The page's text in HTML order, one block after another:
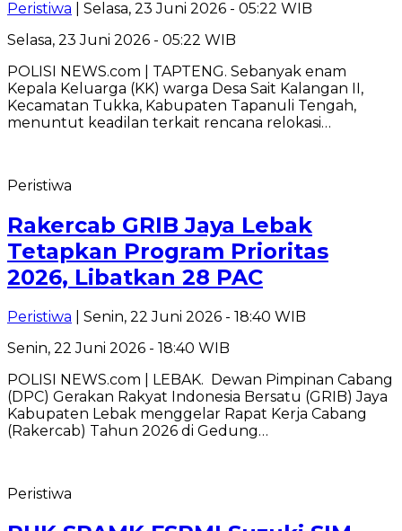
Peristiwa | Selasa, 23 Juni 2026 - 05:22 WIB
Selasa, 23 Juni 2026 - 05:22 WIB
POLISI NEWS.com | TAPTENG. Sebanyak enam
Kepala Keluarga (KK) warga Desa Sait Kalangan II,
Kecamatan Tukka, Kabupaten Tapanuli Tengah,
menuntut keadilan terkait rencana relokasi…
Peristiwa
Rakercab GRIB Jaya Lebak
Tetapkan Program Prioritas
2026, Libatkan 28 PAC
Peristiwa | Senin, 22 Juni 2026 - 18:40 WIB
Senin, 22 Juni 2026 - 18:40 WIB
POLISI NEWS.com | LEBAK. Dewan Pimpinan Cabang
(DPC) Gerakan Rakyat Indonesia Bersatu (GRIB) Jaya
Kabupaten Lebak menggelar Rapat Kerja Cabang
(Rakercab) Tahun 2026 di Gedung…
Peristiwa